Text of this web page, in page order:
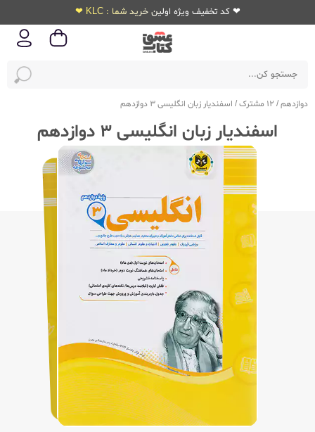
❤ کد تخفیف ویژه اولین خرید شما : KLC ❤
دوازدهم/ 12 مشترک / اسفندیار زبان انگلیسی 3 دوازدهم
اسفندیار زبان انگلیسی 3 دوازدهم